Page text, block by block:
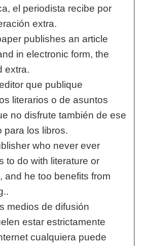
el periodista recibe por
extra.
publishes an article
in electronic form, the
extra.
que publique
literarios o de asuntos
no disfrute también de ese
para los libros.
who never ever
to do with literature or
and he too benefits from
medios de difusión
estar estrictamente
cualquiera puede